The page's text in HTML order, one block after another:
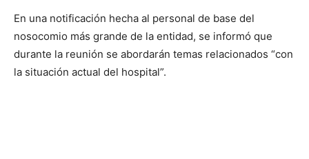
En una notificación hecha al personal de base del
nosocomio más grande de la entidad, se informó que
durante la reunión se abordarán temas relacionados “con
la situación actual del hospital”.